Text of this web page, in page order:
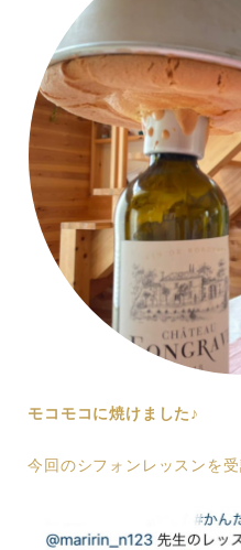
モコモコに焼けました♪
今回のシフォンレッスンを